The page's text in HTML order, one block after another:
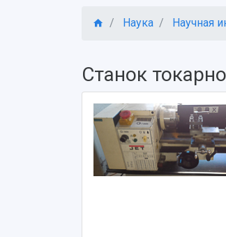
Наука Научная
Станок